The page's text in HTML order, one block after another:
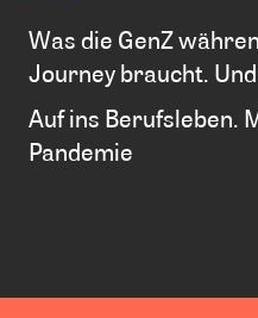
Was die GenZ
Journey braucht.
Auf ins Berufsleben.
Pandemie